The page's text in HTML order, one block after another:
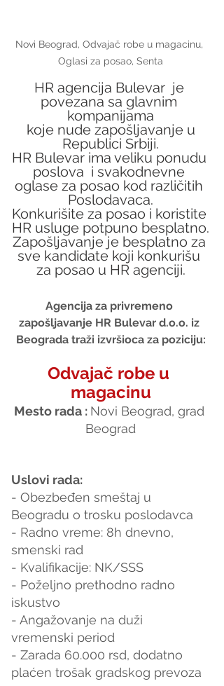
Novi Beograd, Odvajač robe u magacinu,
Oglasi za posao, Senta
HR agencija Bulevar  je
povezana sa glavnim
kompanijama
Republici Srbiji.
HR Bulevar ima veliku ponudu
poslova  i svakodnevne
oglase za posao kod različitih
Poslodavaca.
Konkurišite za posao i koristite
HR usluge potpuno besplatno.
Zapošljavanje je besplatno za
sve kandidate koji konkurišu
za posao u HR agenciji.
Agencija za privremeno
zapošljavanje HR Bulevar d.o.o. iz
Beograda traži izvršioca za poziciju:
Odvajač robe u
magacinu
Mesto rada : Novi Beograd, grad
Beograd
Uslovi rada:
- Obezbeđen smeštaj u
Beogradu o trosku poslodavca
- Radno vreme: 8h dnevno,
smenski rad
- Kvalifikacije: NK/SSS
- Poželjno prethodno radno
iskustvo
- Angažovanje na duži
vremenski period
- Zarada 60.000 rsd, dodatno
plaćen trošak gradskog prevoza